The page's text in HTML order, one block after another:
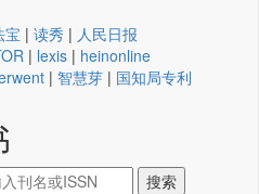
宝 | 读秀 | 人民日报
| lexis | heinonline
| 智慧芽 | 国知局专利